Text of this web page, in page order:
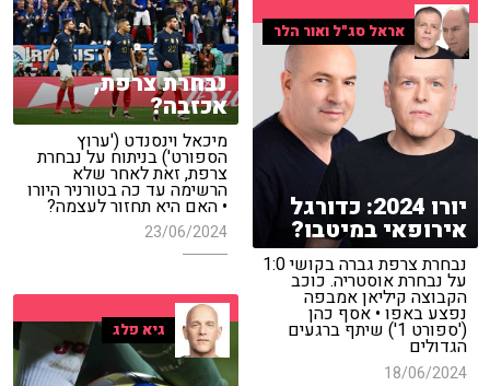
נבחרת צרפת,
אכזבה?
מיכאל וינסנדט ('ערוץ
הספורט') בניתוח על נבחרת
צרפת, זאת לאחר שלא
הרשימה עד כה בטורניר היורו
• האם היא תחזור לעצמה?
23/06/2024
אראל סג"ל ואור הלר
יורו 2024: כדורגל
אירופאי במיטבו?
נבחרת צרפת גברה בקושי 1:0
על נבחרת אוסטריה. כוכב
הקבוצה קיליאן אמבפה
נפצע באפו • אסף כהן
('ספורט 1') שיתף ברגעים
הגדולים
18/06/2024
גיא פלג